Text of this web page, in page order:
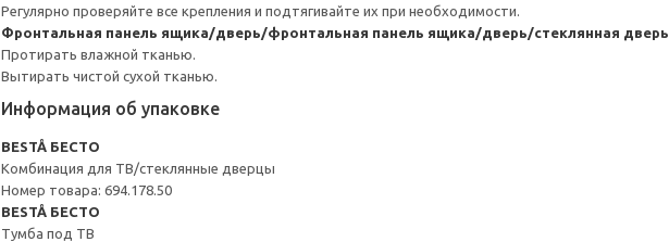
Регулярно проверяйте все крепления и подтягивайте их при необходимости.
Фронтальная панель ящика/дверь/фронтальная панель ящика/дверь/стеклянная дверь
Протирать влажной тканью.
Вытирать чистой сухой тканью.
Информация об упаковке
BESTÅ БЕСТО
Комбинация для ТВ/стеклянные дверцы
Номер товара: 694.178.50
BESTÅ БЕСТО
Тумба под ТВ